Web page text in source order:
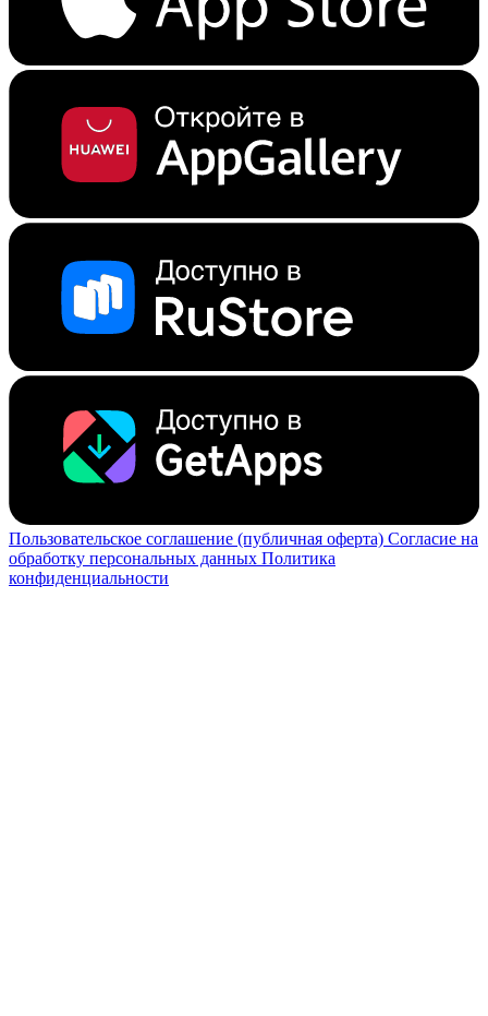
Пользовательское соглашение (публичная оферта) Согласие на
обработку персональных данных Политика
конфиденциальности